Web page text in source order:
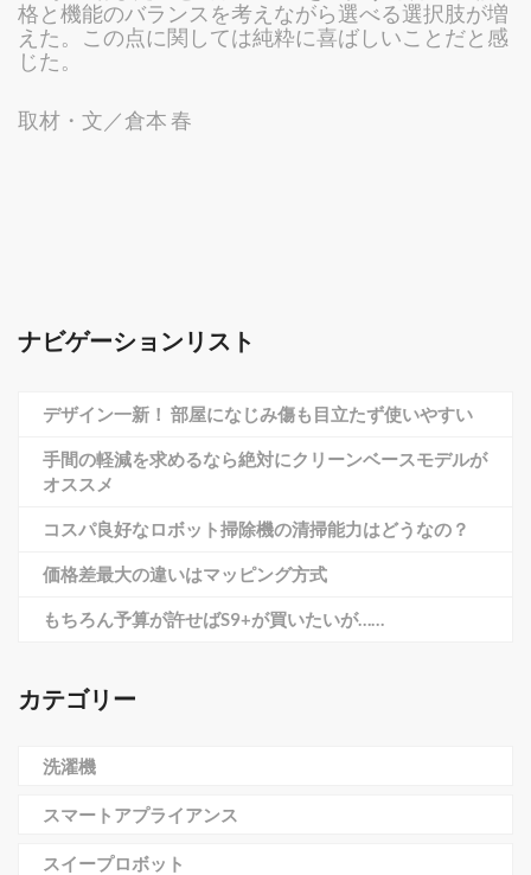
格と機能のバランスを考えながら選べる選択肢が増
えた。この点に関しては純粋に喜ばしいことだと感
じた。
取材・文／倉本 春
ナビゲーションリスト
デザイン一新！ 部屋になじみ傷も目立たず使いやすい
手間の軽減を求めるなら絶対にクリーンベースモデルが
オススメ
コスパ良好なロボット掃除機の清掃能力はどうなの？
価格差最大の違いはマッピング方式
もちろん予算が許せばS9+が買いたいが……
カテゴリー
洗濯機
スマートアプライアンス
スイープロボット